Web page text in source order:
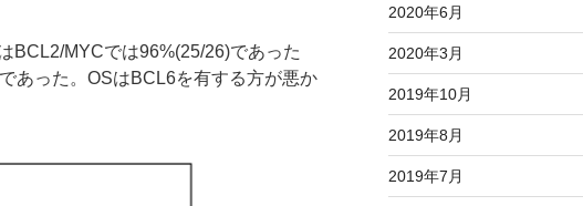
BCL2/MYCでは96%(25/26)であった
あった。OSはBCL6を有する方が悪か
2020年6月
2020年3月
2019年10月
2019年8月
2019年7月